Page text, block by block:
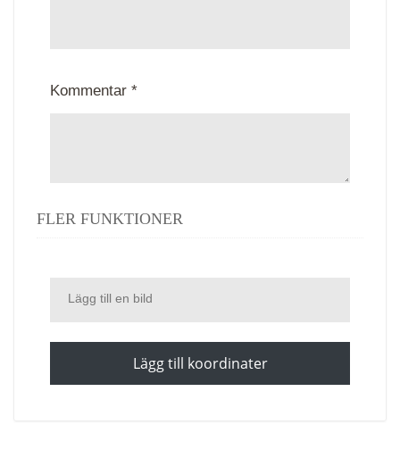
Kommentar *
FLER FUNKTIONER
Lägg till en bild
Lägg till koordinater